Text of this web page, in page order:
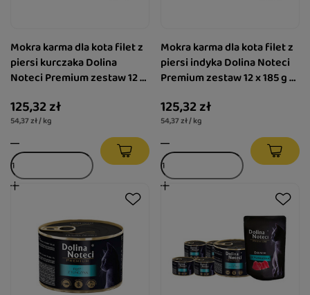
Mokra karma dla kota filet z
piersi kurczaka Dolina
Noteci Premium zestaw 12 x
gratis
125,32 zł
54,37 zł / kg
Mokra karma dla kota filet z
piersi indyka Dolina Noteci
Premium zestaw 12 x 185 g +
125,32 zł
54,37 zł / kg